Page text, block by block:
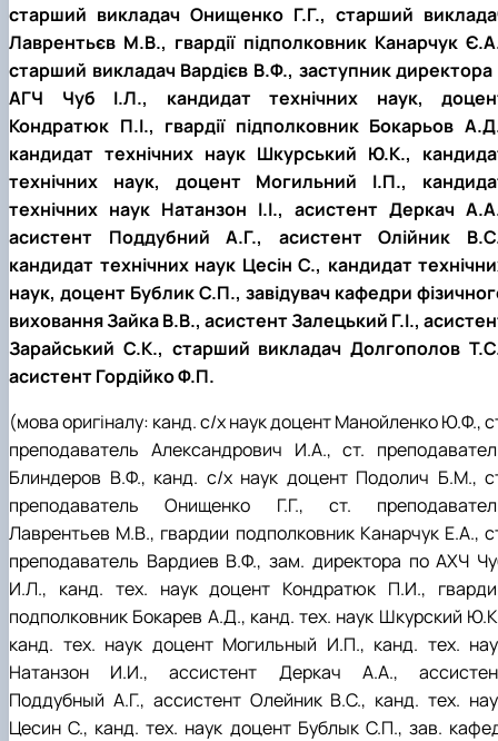
старший викладач Онищенко Г.Г., старший
Лаврентьєв М.В., гвардії підполковник Канарчук
старший викладач Вардієв В.Ф., заступник директора
АГЧ Чуб І.Л., кандидат технічних наук,
Кондратюк П.І., гвардії підполковник Бокарьов
кандидат технічних наук Шкурський Ю.К.,
технічних наук, доцент Могильний І.П.,
технічних наук Натанзон І.І., асистент Деркач
асистент Поддубний А.Г., асистент Олійник
кандидат технічних наук Цесін С., кандидат
наук, доцент Бублик С.П., завідувач кафедри
виховання Зайка В.В., асистент Залецький Г.І.,
Зарайський С.К., старший викладач Долгополов
асистент Гордійко Ф.П.
(мова оригіналу: канд. с/х наук доцент Манойленко Ю.Ф.,
преподаватель Александрович И.А., ст.
Блиндеров В.Ф., канд. с/х наук доцент Подолич Б.М.,
преподаватель Онищенко Г.Г., ст.
Лаврентьев М.В., гвардии подполковник Канарчук Е.А.,
преподаватель Вардиев В.Ф., зам. директора по АХЧ
И.Л., канд. тех. наук доцент Кондратюк П.И.,
подполковник Бокарев А.Д., канд. тех. наук Шкурский
канд. тех. наук доцент Могильный И.П., канд. тех.
Натанзон И.И., ассистент Деркач А.А.,
Поддубный А.Г., ассистент Олейник В.С., канд. тех.
Цесин С., канд. тех. наук доцент Бублык С.П., зав.